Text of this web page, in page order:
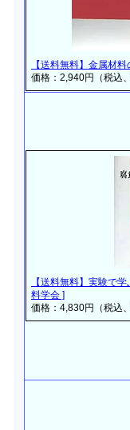
【送料無料】金属材
価格：2,940円（税込
【送料無料】実験で
料学会 ]
価格：4,830円（税込